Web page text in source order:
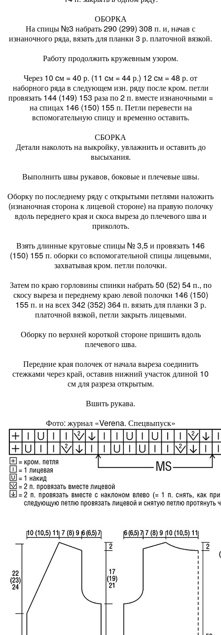
ОБОРКА
На спицы №3 набрать 290 (299) 308 п. и, начав с
изнаночного ряда, вязать для планки 3 р. платочной вязкой.
Работу продолжить кружевным узором.
Через 10 cм = 40 р. (11 cм = 44 р.) 12 cм = 48 р. от
наборного ряда в следующем изн. ряду после кром. петли
провязать 144 (149) 153 раза по 2 п. вместе изнаночными =
на спицах 146 (150) 155 п. Петли перевести на
вспомогательную спицу и временно оставить.
СБОРКА
Детали наколоть на выкройку, увлажнить и оставить до
высыхания.
Выполнить швы рукавов, боковые и плечевые швы.
Оборку по последнему ряду с открытыми петлями наложить
(изнаночная сторона к лицевой стороне) на правую полочку
вдоль переднего края и скоса выреза до плечевого шва и
приколоть.
Взять длинные круговые спицы № 3,5 и провязать 146
(150) 155 п. оборки со вспомогательной спицы лицевыми,
захватывая кром. петли полочки.
Затем по краю горловины спинки набрать 50 (52) 54 п., по
скосу выреза и переднему краю левой полочки 146 (150)
155 п. и на всех 342 (352) 364 п. вязать для планки 3 р.
платочной вязкой, петли закрыть лицевыми.
Оборку по верхней короткой стороне пришить вдоль
плечевого шва.
Передние края полочек от начала выреза соединить
стежками через край, оставив нижний участок длиной 10
см для разреза открытым.
Вшить рукава.
Фото: журнал «Verena. Спецвыпуск»